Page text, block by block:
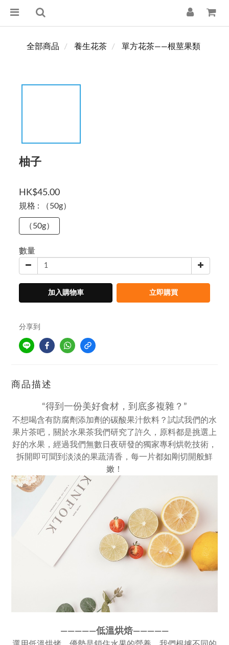
全部商品 養生花茶 單方花茶——根莖果類
柚子
HK$45.00
規格 : （50g）
（50g）
數量
加入購物車 立即購買
分享到
商品描述
“得到一份美好食材，到底多複雜？”
不想喝含有防腐劑添加劑的碳酸果汁飲料？試試我們的水
果片茶吧，關於水果茶我們研究了許久，原料都是挑選上
好的水果， 經過我們無數日夜研發的獨家專利烘乾技術，
拆開即可聞到淡淡的果蔬清香，每一片都如剛切開般鮮
嫩！
—————低溫烘焙—————